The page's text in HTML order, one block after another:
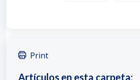
Print
Artículos en esta carpeta: